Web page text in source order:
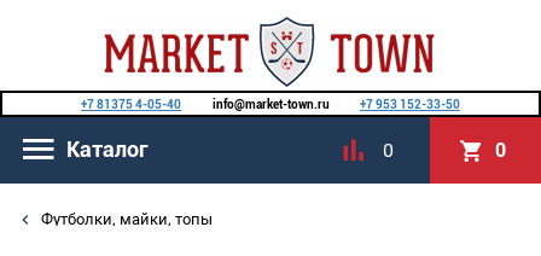
+7 81375 4-05-40 info@market-town.ru +7 953 152-33-50
Каталог 0 0
Футболки, майки, топы